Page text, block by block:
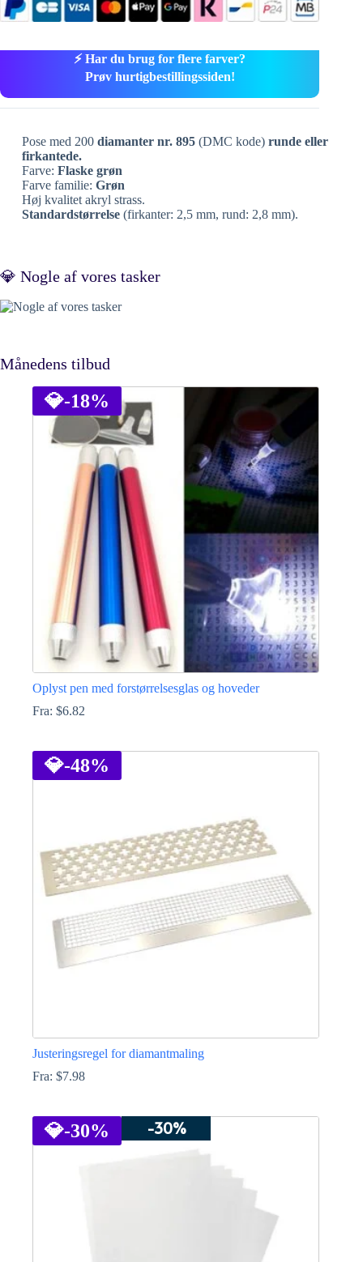
⚡ Har du brug for flere farver?
Prøv hurtigbestillingssiden!
Pose med 200 diamanter nr. 895(DMC kode) runde eller
firkantede.
Farve: Flaske grøn
Farve familie: Grøn
Høj kvalitet akryl strass.
Standardstørrelse(firkanter: 2,5 mm, rund: 2,8 mm).
💎 Nogle af vores tasker
Månedens tilbud
💎-18%
Oplyst pen med forstørrelsesglas og hoveder
Fra: $6.82
vare
har
flere
på
varesiden
💎-48%
Justeringsregel for diamantmaling
Fra: $7.98
har
flere
💎-30% -30%